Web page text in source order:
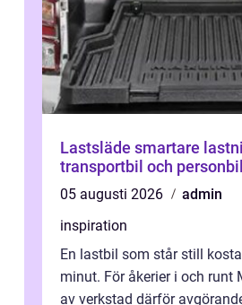
Lastsläde smartare lastning för pickup,
transportbil och personbil
05 augusti 2026
admin
inspiration
En lastbil som står still
minut. För åkerier i och runt
av verkstad därför